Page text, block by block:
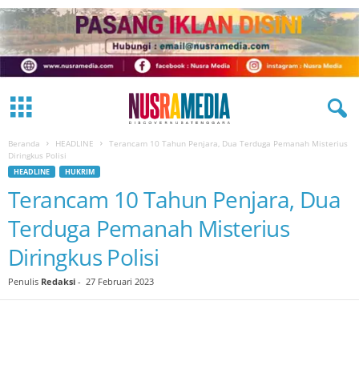
Beranda HEADLINE
Terancam 10 Tahun Penjara, Dua Terduga Pemanah Misterius
Diringkus Polisi
HEADLINE HUKRIM
Terancam 10 Tahun Penjara, Dua
Terduga Pemanah Misterius
Diringkus Polisi
Penulis Redaksi - 27 Februari 2023